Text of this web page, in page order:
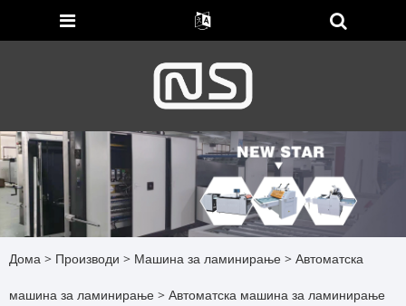
Дома > Производи > Машина за ламинирање > Автоматска
машина за ламинирање > Автоматска машина за ламинирање